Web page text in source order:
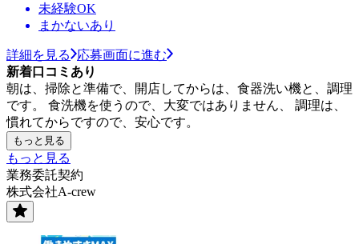
未経験OK
まかないあり
詳細を見る
応募画面に進む
新着口コミあり
朝は、掃除と準備で、開店してからは、食器洗い機と、調理
です。 食洗機を使うので、大変ではありません、 調理は、
慣れてからですので、安心です。
もっと見る
もっと見る
業務委託契約
株式会社A-crew